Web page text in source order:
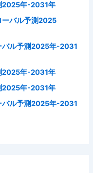
2025年-2031年
ーバル予測2025
バル予測2025年-2031
2025年-2031年
2025年-2031年
バル予測2025年-2031